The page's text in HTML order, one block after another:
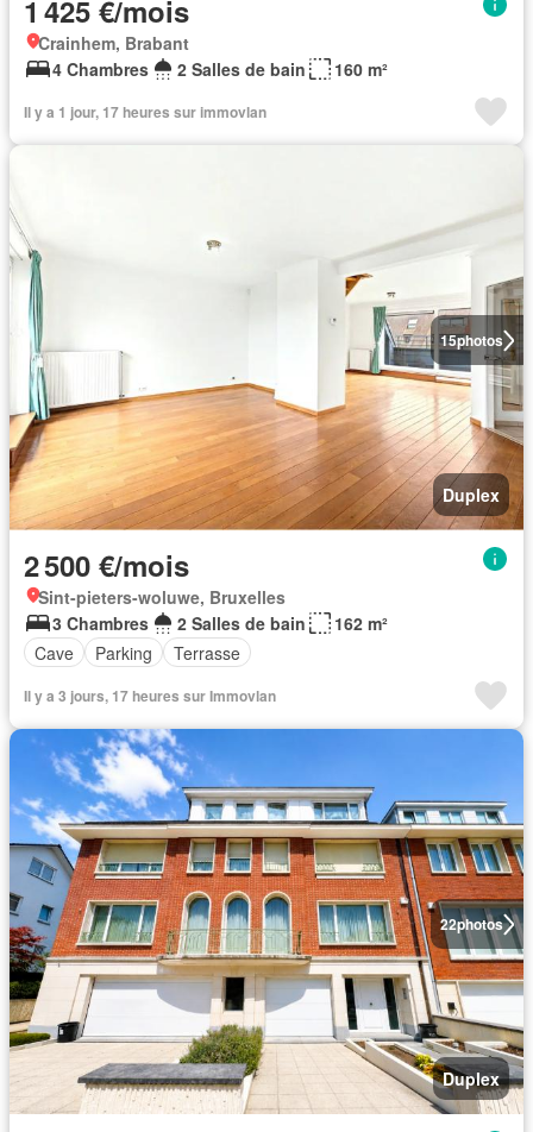
1 425 €/mois
Crainhem, Brabant
4 Chambres
2 Salles de bain 160 m²
Il y a 1 jour, 17 heures sur immovlan
15photos
Duplex
2 500 €/mois
Sint-pieters-woluwe, Bruxelles
3 Chambres
2 Salles de bain
162 m²
Cave
Parking Terrasse
Il y a 3 jours, 17 heures sur Immovlan
22photos
Duplex